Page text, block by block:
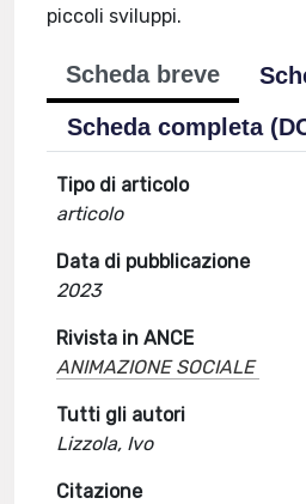
piccoli sviluppi.
Scheda breve
Scheda completa
Tipo di articolo
articolo
Data di pubblicazione
2023
Rivista in ANCE
ANIMAZIONE SOCIALE
Tutti gli autori
Lizzola, Ivo
Citazione